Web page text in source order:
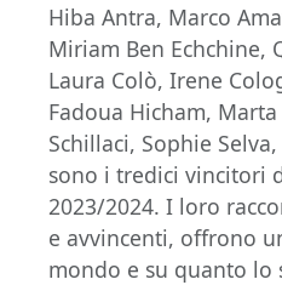
Hiba Antra, Marco
Miriam Ben Echchine,
Laura Colò, Irene
Fadoua Hicham,
Schillaci, Sophie
sono i tredici vincitori
2023/2024. I loro
e avvincenti, offrono
mondo e su quanto lo